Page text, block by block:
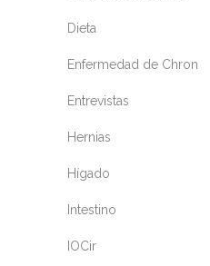
Dieta
Enfermedad de Chron
Entrevistas
Hernias
Hígado
Intestino
IOCir